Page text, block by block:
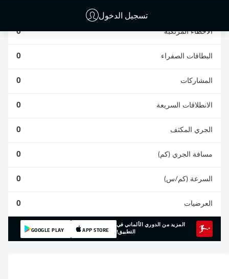
تسجيل الدخول
الأخطاء المرتكبة 0
البطاقات الصفراء 0
المشاركات 0
الانطلاقات السريعة 0
الجري المكثف 0
مسافة الجري (كم) 0
السرعة (كم/س) 0
العرضيات 0
المزيد من الدوري الألماني في
التطبيق!
APP STORE
GOOGLE PLAY